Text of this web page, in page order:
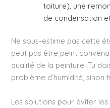
toiture), une
de condensation
Ne sous-estime pas cette
peut pas être peint
qualité de la peinture. Tu
problème d’humidité,
Les solutions pour éviter les